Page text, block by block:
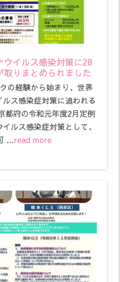
ウイルス感染対策に28
取りまとめられました
の経験から始まり、世界
ス感染症対策に追われる
都府の令和元年度2月定例
ルス感染症対策として、
…read more